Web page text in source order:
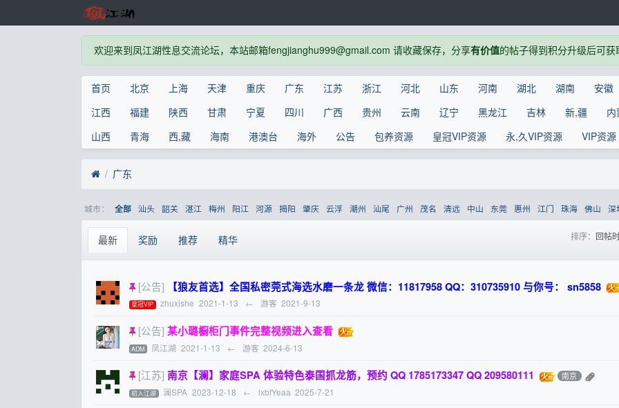
欢迎来到凤江湖性息交流论坛，本站邮箱fengjianghu999@gmail.com 请收藏保存，分享有价值的帖子得到积分升级后可
首页 北京 上海 天津 重庆 广东 江苏 浙江 河北 山东 河南 湖北 湖南
安徽
江西
福建 陕西 甘肃 宁夏 四川 广西 贵州 云南 辽宁 黑龙江 吉林 新,疆
山西
青海 西,藏 海南 港澳台 海外 公告 包养资源 皇冠VIP资源 永,久VIP资源 VIP资源
广东
城市： 全部 汕头 韶关 湛江 梅州 阳江 河源 揭阳 肇庆 云浮 潮州 汕尾 广州 茂名 清远 中山 东莞 惠州 江门 珠海 佛山 深
最新 奖励 推荐 精华 排序： 回帖
[公告] 【狼友首选】全国私密莞式海选水磨一条龙 微信：11817958 QQ：310735910 与你号： sn5858
皇冠VIP zhuxishe 2021-1-13 ← 游客 2021-9-13
[公告] 某小璐橱柜门事件完整视频进入查看
ADM 凤江湖 2021-1-13 ← 游客 2024-6-13
[江苏] 南京【澜】家庭SPA 体验特色泰国抓龙筋，预约 QQ 1785173347 QQ 209580111 南京
初入江湖 澜SPA 2023-12-18 ← lxbfYeaa 2025-7-21